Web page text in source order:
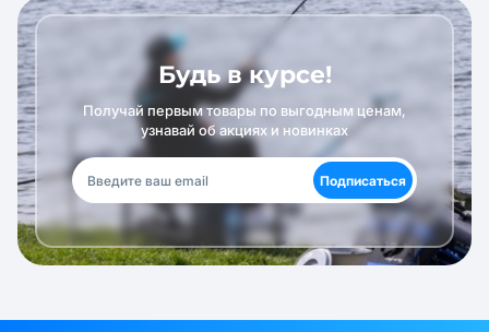
Будь в курсе!
Получай первым товары по выгодным ценам,
узнавай об акциях и новинках
Подписаться